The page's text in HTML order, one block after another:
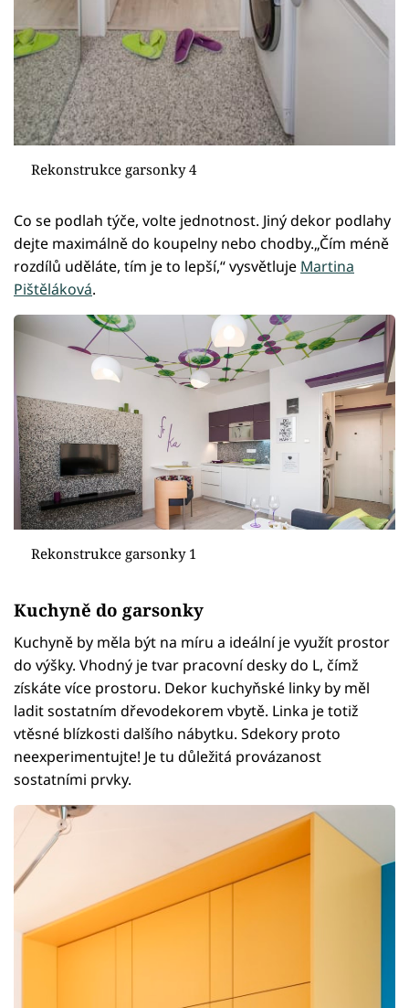
Rekonstrukce garsonky 4
Co se podlah týče, volte jednotnost. Jiný dekor podlahy
dejte maximálně do koupelny nebo chodby.„Čím méně
rozdílů uděláte, tím je to lepší,“ vysvětluje Martina
Pištěláková.
Rekonstrukce garsonky 1
Kuchyně do garsonky
Kuchyně by měla být na míru a ideální je využít prostor
do výšky. Vhodný je tvar pracovní desky do L, čímž
získáte více prostoru. Dekor kuchyňské linky by měl
ladit sostatním dřevodekorem vbytě. Linka je totiž
vtěsné blízkosti dalšího nábytku. Sdekory proto
neexperimentujte! Je tu důležitá provázanost
sostatními prvky.